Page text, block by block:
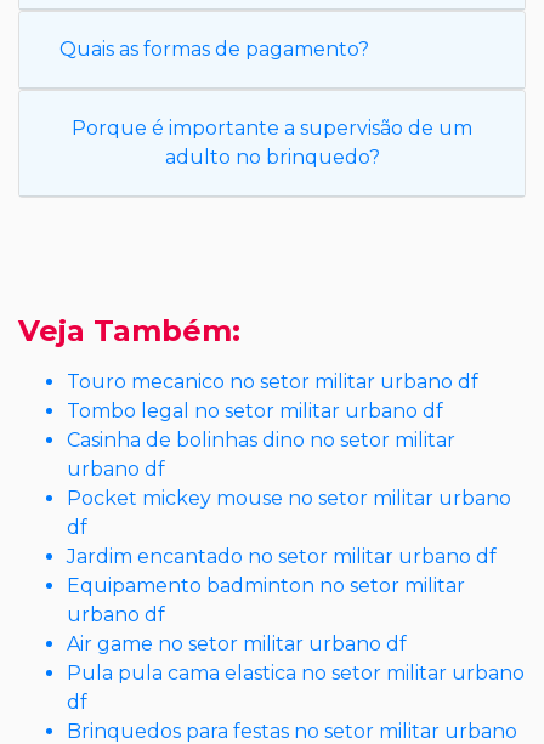
Quais as formas de pagamento?
Porque é importante a supervisão de um
adulto no brinquedo?
Veja Também:
Touro mecanico no setor militar urbano df
Tombo legal no setor militar urbano df
Casinha de bolinhas dino no setor militar
urbano df
Pocket mickey mouse no setor militar urbano
df
Jardim encantado no setor militar urbano df
Equipamento badminton no setor militar
urbano df
Air game no setor militar urbano df
Pula pula cama elastica no setor militar urbano
df
Brinquedos para festas no setor militar urbano